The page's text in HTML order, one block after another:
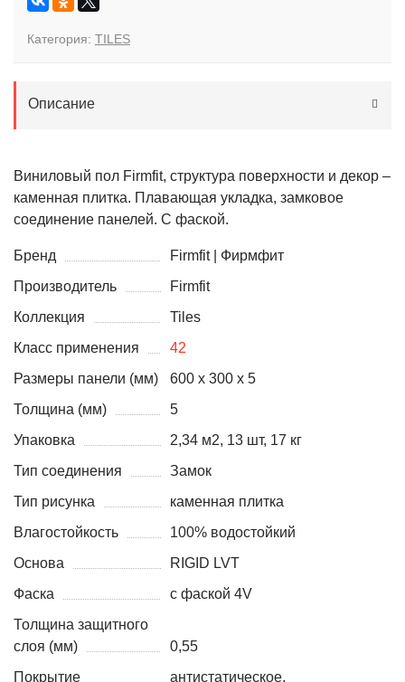
Категория: TILES
Описание
Виниловый пол Firmfit, структура поверхности и декор –
каменная плитка. Плавающая укладка, замковое
соединение панелей. С фаской.
Бренд
Firmfit | Фирмфит
Производитель
Firmfit
Коллекция
Tiles
Класс применения
42
Размеры панели (мм)
600 x 300 x 5
Толщина (мм)
5
Упаковка
2,34 м2, 13 шт, 17 кг
Тип соединения
Замок
Тип рисунка
каменная плитка
Влагостойкость
100% водостойкий
Основа
RIGID LVT
Фаска
с фаской 4V
Толщина защитного
слоя (мм)
0,55
Покрытие
антистатическое,